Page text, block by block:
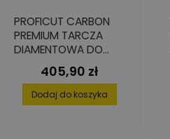
PROFICUT CARBON
PREMIUM TARCZA
DIAMENTOWA DO
BETONU
ZBROJONEGO,
350X25,4
Cena
405,90 zł
Dodaj do koszyka